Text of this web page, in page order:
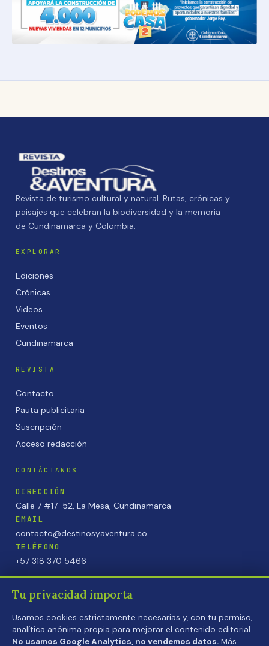
Revista de turismo cultural y natural. Rutas, crónicas y
paisajes que celebran la biodiversidad y la memoria
de Cundinamarca y Colombia.
EXPLORAR
Ediciones
Crónicas
Videos
Eventos
Cundinamarca
REVISTA
Contacto
Pauta publicitaria
Suscripción
Acceso redacción
CONTÁCTANOS
DIRECCIÓN
Calle 7 #17-52, La Mesa, Cundinamarca
EMAIL
contacto@destinosyaventura.co
TELÉFONO
+57 318 370 5466
PRIVACIDAD· COOKIES·TÉRMINOS
Tu privacidad importa
Usamos cookies estrictamente necesarias y, con tu permiso,
analítica anónima propia para mejorar el contenido editorial.
No usamos Google Analytics, no vendemos datos. Más